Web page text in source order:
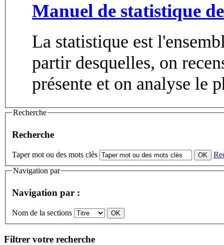
Manuel de statistique
La statistique est
partir desquelles, on
présente et on analyse le
Recherche
Recherche
Taper mot ou des mots clès
Navigation par
Navigation par :
Nom de la sections
Filtrer votre recherche